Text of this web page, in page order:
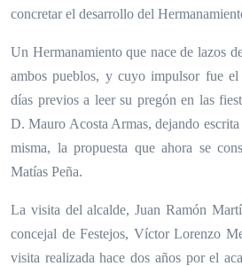
concretar el desarrollo del
Un Hermanamiento que nace de lazos
ambos pueblos, y cuyo impulsor fue
días previos a leer su pregón en las
D. Mauro Acosta Armas, dejando
misma, la propuesta que ahora se
Matías Peña.
La visita del alcalde, Juan Ramón
concejal de Festejos, Víctor Lorenzo
visita realizada hace dos años por el